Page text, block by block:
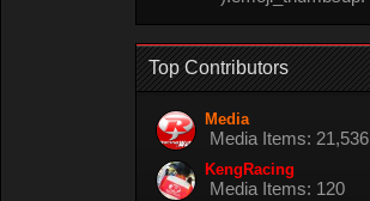
Top Contributors
Media
Media Items: 21,536
KengRacing
Media Items: 120